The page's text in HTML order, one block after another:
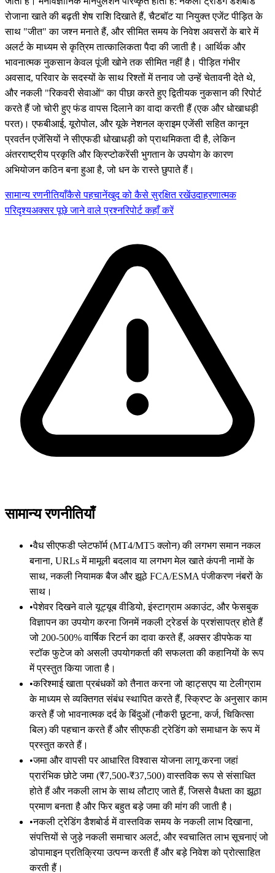
रोजाना खाते की बढ़ती शेष राशि दिखाते हैं, चैटबॉट या नियुक्त एजेंट पीड़ित के
साथ "जीत" का जश्न मनाते हैं, और सीमित समय के निवेश अवसरों के बारे में
अलर्ट के माध्यम से कृत्रिम तात्कालिकता पैदा की जाती है। आर्थिक और
भावनात्मक नुकसान केवल पूंजी खोने तक सीमित नहीं है। पीड़ित गंभीर
अवसाद, परिवार के सदस्यों के साथ रिश्तों में तनाव जो उन्हें चेतावनी देते थे,
और नकली "रिकवरी सेवाओं" का पीछा करते हुए द्वितीयक नुकसान की रिपोर्ट
करते हैं जो चोरी हुए फंड वापस दिलाने का वादा करती हैं (एक और धोखाधड़ी
परत)। एफबीआई, यूरोपोल, और यूके नेशनल क्राइम एजेंसी सहित कानून
प्रवर्तन एजेंसियों ने सीएफडी धोखाधड़ी को प्राथमिकता दी है, लेकिन
अंतरराष्ट्रीय प्रकृति और क्रिप्टोकरेंसी भुगतान के उपयोग के कारण
अभियोजन कठिन बना हुआ है, जो धन के रास्ते छुपाते हैं।
सामान्य रणनीतियाँकैसे पहचानेंखुद को कैसे सुरक्षित रखेंउदाहरणात्मक
परिदृश्यअक्सर पूछे जाने वाले प्रश्नरिपोर्ट कहाँ करें
सामान्य रणनीतियाँ
•वैध सीएफडी प्लेटफॉर्म (MT4/MT5 क्लोन) की लगभग समान नकल
बनाना, URLs में मामूली बदलाव या लगभग मेल खाते कंपनी नामों के
साथ, नकली नियामक बैज और झूठे FCA/ESMA पंजीकरण नंबरों के
साथ।
•पेशेवर दिखने वाले यूट्यूब वीडियो, इंस्टाग्राम अकाउंट, और फेसबुक
विज्ञापन का उपयोग करना जिनमें नकली ट्रेडर्स के प्रशंसापत्र होते हैं
जो 200-500% वार्षिक रिटर्न का दावा करते हैं, अक्सर डीपफेक या
स्टॉक फुटेज को असली उपयोगकर्ता की सफलता की कहानियों के रूप
में प्रस्तुत किया जाता है।
•करिश्माई खाता प्रबंधकों को तैनात करना जो व्हाट्सएप या टेलीग्राम
के माध्यम से व्यक्तिगत संबंध स्थापित करते हैं, स्क्रिप्ट के अनुसार काम
करते हैं जो भावनात्मक दर्द के बिंदुओं (नौकरी छूटना, कर्ज, चिकित्सा
बिल) की पहचान करते हैं और सीएफडी ट्रेडिंग को समाधान के रूप में
प्रस्तुत करते हैं।
•जमा और वापसी पर आधारित विश्वास योजना लागू करना जहां
प्रारंभिक छोटे जमा (₹7,500-₹37,500) वास्तविक रूप से संसाधित
होते हैं और नकली लाभ के साथ लौटाए जाते हैं, जिससे वैधता का झूठा
प्रमाण बनता है और फिर बहुत बड़े जमा की मांग की जाती है।
•नकली ट्रेडिंग डैशबोर्ड में वास्तविक समय के नकली लाभ दिखाना,
संपत्तियों से जुड़े नकली समाचार अलर्ट, और स्वचालित लाभ सूचनाएं जो
डोपामाइन प्रतिक्रिया उत्पन्न करती हैं और बड़े निवेश को प्रोत्साहित
करती हैं।